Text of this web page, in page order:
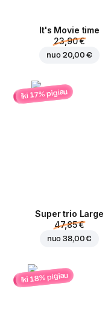
It's Movie time
23,90 €
nuo 20,00 €
iki 17% pigiau
Super trio Large
47,85 €
nuo38,00 €
iki 18% pigiau